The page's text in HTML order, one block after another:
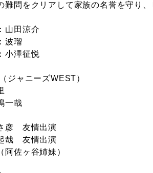
難問をクリアして家族の名誉を守り
山田涼介
波瑠
小澤征悦
ジャニーズWEST）
一哉
彦 友情出演
哉 友情出演
阿佐ヶ谷姉妹）